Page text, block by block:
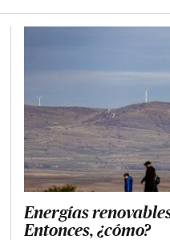
Energías
Entonces, ¿cómo?